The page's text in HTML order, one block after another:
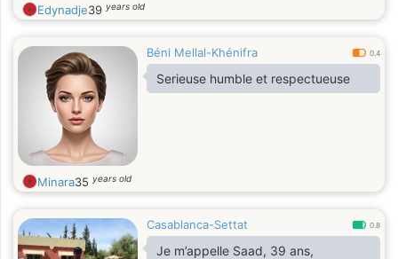
Edynadje39 years old
Béni Mellal-Khénifra 0.4
Serieuse humble et respectueuse
Minara35 years old
Casablanca-Settat 0.8
Je m’appelle Saad, 39 ans,